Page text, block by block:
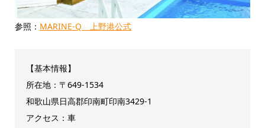
参照： MARINE-Q 上野港公式
【基本情報】
所在地：〒649-1534
和歌山県日高郡印南町印南3429-1
アクセス：車